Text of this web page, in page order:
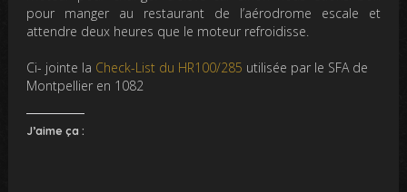
pour manger au restaurant de l’aérodrome escale et
attendre deux heures que le moteur refroidisse.
Ci- jointe la Check-List du HR100/285 utilisée par le SFA de
Montpellier en 1082
J’aime ça :